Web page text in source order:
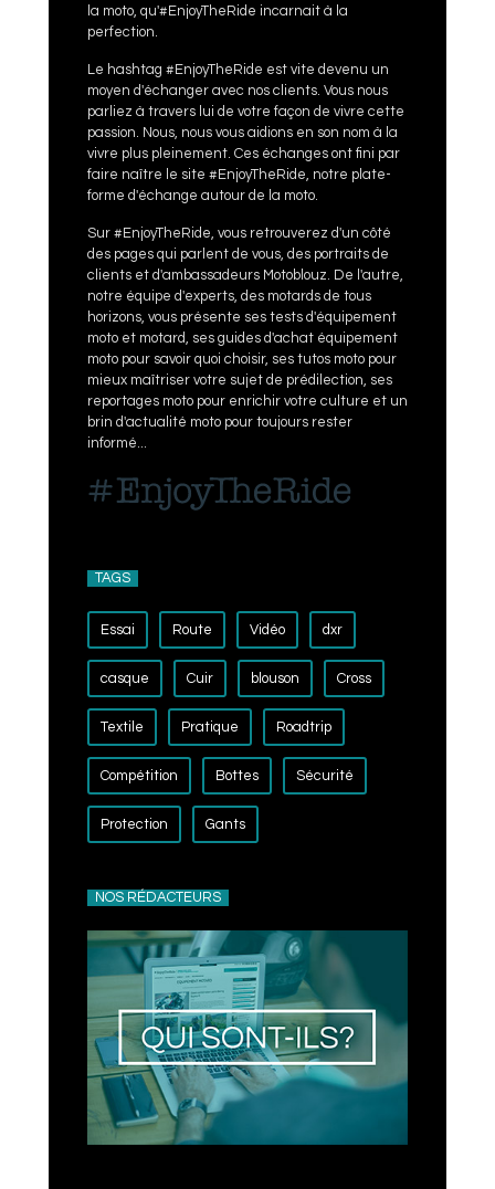
la moto, qu'#EnjoyTheRide incarnait à la
perfection.
Le hashtag #EnjoyTheRide est vite devenu un
moyen d'échanger avec nos clients. Vous nous
parliez à travers lui de votre façon de vivre cette
passion. Nous, nous vous aidions en son nom à la
vivre plus pleinement. Ces échanges ont fini par
faire naître le site #EnjoyTheRide, notre plate-
forme d'échange autour de la moto.
Sur #EnjoyTheRide, vous retrouverez d'un côté
des pages qui parlent de vous, des portraits de
clients et d'ambassadeurs Motoblouz. De l'autre,
notre équipe d'experts, des motards de tous
horizons, vous présente ses tests d'équipement
moto et motard, ses guides d'achat équipement
moto pour savoir quoi choisir, ses tutos moto pour
mieux maîtriser votre sujet de prédilection, ses
reportages moto pour enrichir votre culture et un
brin d'actualité moto pour toujours rester
informé...
TAGS
Essai Route Vidéo dxr
casque Cuir blouson Cross
Textile Pratique Roadtrip
Compétition Bottes Sécurité
Protection Gants
NOS RÉDACTEURS